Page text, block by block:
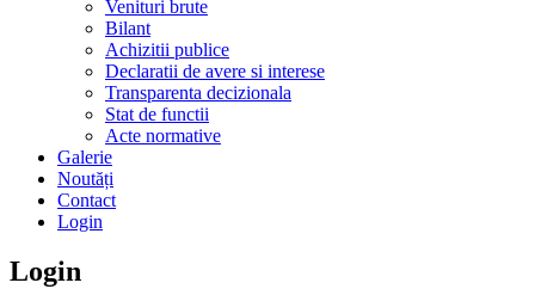
Venituri brute
Bilant
Achizitii publice
Declaratii de avere si interese
Transparenta decizionala
Stat de functii
Acte normative
Galerie
Noutăți
Contact
Login
Login